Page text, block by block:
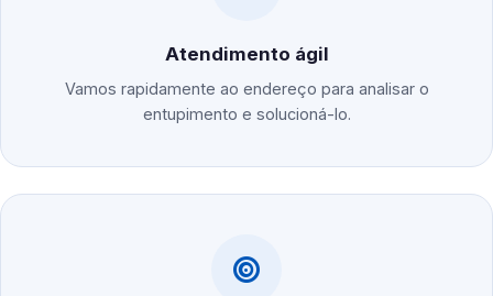
Atendimento ágil
Vamos rapidamente ao endereço para analisar o
entupimento e solucioná-lo.